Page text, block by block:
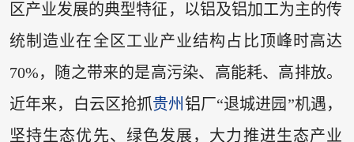
区产业发展的典型特征，以铝及铝加工为主的传
统制造业在全区工业产业结构占比顶峰时高达
70%，随之带来的是高污染、高能耗、高排放。
近年来，白云区抢抓贵州 铝厂“退城进园”机遇，
坚持生态优先、绿色发展，大力推进生态产业